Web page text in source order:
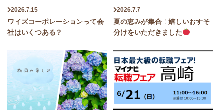
2026.7.15
ワイズコーポレーションって会
社はいくつある？
2026.7.7
夏の恵みが集合！嬉しいおすそ
分けをいただきました